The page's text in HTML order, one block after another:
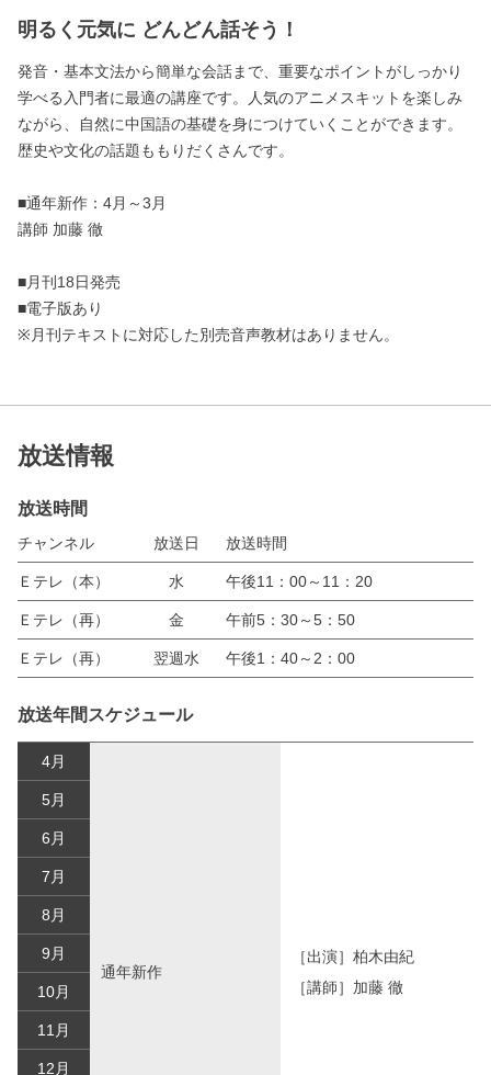
明るく元気に どんどん話そう！
発音・基本文法から簡単な会話まで、重要なポイントがしっかり
学べる入門者に最適の講座です。人気のアニメスキットを楽しみ
ながら、自然に中国語の基礎を身につけていくことができます。
歴史や文化の話題ももりだくさんです。
■通年新作：4月～3月
講師 加藤 徹
■月刊18日発売
■電子版あり
※月刊テキストに対応した別売音声教材はありません。
放送情報
放送時間
チャンネル 放送日 放送時間
Ｅテレ（本） 水 午後11：00～11：20
Ｅテレ（再） 金 午前5：30～5：50
Ｅテレ（再） 翌週水 午後1：40～2：00
放送年間スケジュール
4月
通年新作
［出演］柏木由紀
［講師］加藤 徹
5月
6月
7月
8月
9月
10月
11月
12月